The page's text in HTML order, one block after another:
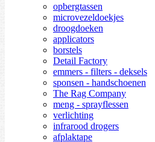
opbergtassen
microvezeldoekjes
droogdoeken
applicators
borstels
Detail Factory
emmers - filters - deksels
sponsen - handschoenen
The Rag Company
meng - sprayflessen
verlichting
infrarood drogers
afplaktape